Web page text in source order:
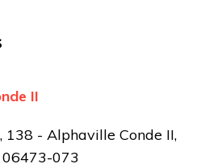
II
138 - Alphaville Conde II,
06473-073